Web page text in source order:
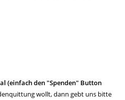
(einfach den "Spenden" Button
wollt, dann gebt uns bitte